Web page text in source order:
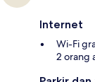
Internet
Wi-Fi
2 orang